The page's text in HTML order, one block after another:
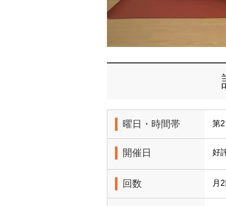
曜日・時間帯 第
開催日 好
回数 月